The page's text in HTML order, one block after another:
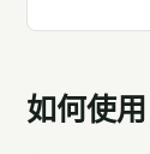
如何使用